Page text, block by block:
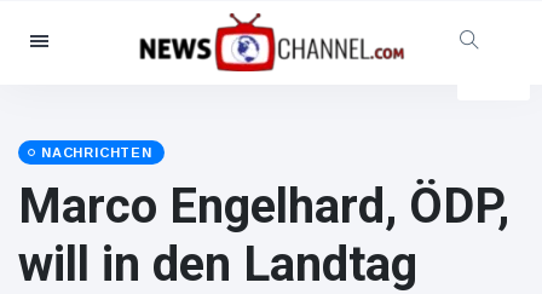
Kategorien
Soziales & Spaß
Kino und TV
(12454)
(56286)
Promis
(39366)
NACHRICHTEN
Marco Engelhard, ÖDP,
will in den Landtag